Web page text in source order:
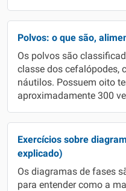
Polvos: o que são,
Os polvos são
classe dos cefalópodes,
náutilos. Possuem oito
aproximadamente 300
Exercícios sobre
explicado)
Os diagramas de fases
para entender como a